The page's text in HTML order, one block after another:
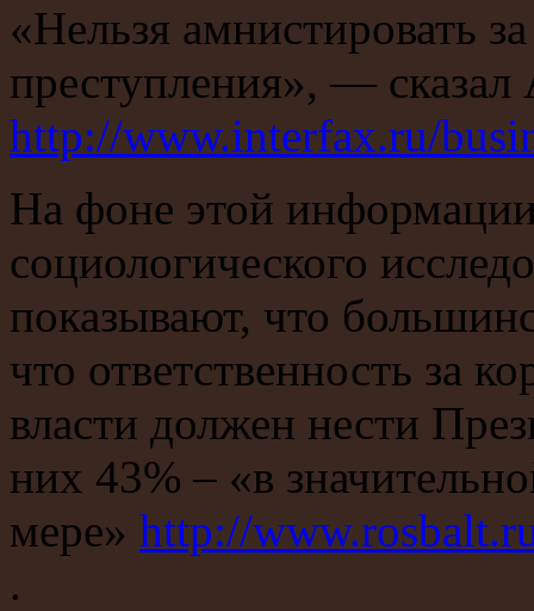
«Нельзя амнистировать
преступления», —
http://www.interfax.ru/
На фоне этой
социологического
показывают, что
что ответственность за
власти должен нести
них 43% – «в
мере» http://
.